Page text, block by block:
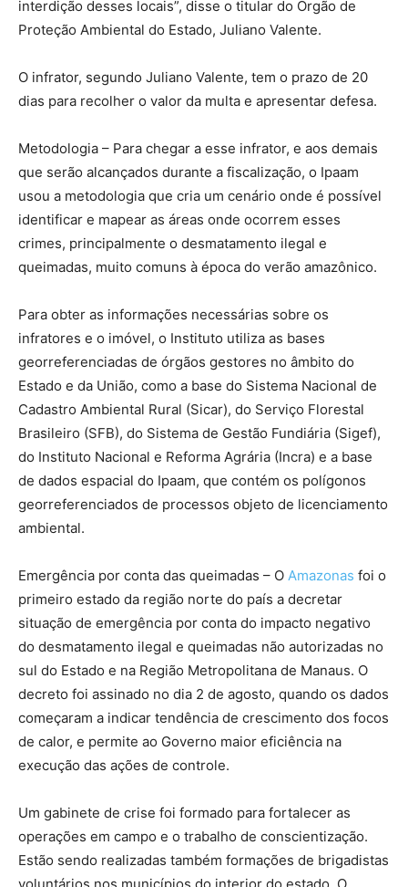
interdição desses locais”, disse o titular do Órgão de
Proteção Ambiental do Estado, Juliano Valente.
O infrator, segundo Juliano Valente, tem o prazo de 20
dias para recolher o valor da multa e apresentar defesa.
Metodologia – Para chegar a esse infrator, e aos demais
que serão alcançados durante a fiscalização, o Ipaam
usou a metodologia que cria um cenário onde é possível
identificar e mapear as áreas onde ocorrem esses
crimes, principalmente o desmatamento ilegal e
queimadas, muito comuns à época do verão amazônico.
Para obter as informações necessárias sobre os
infratores e o imóvel, o Instituto utiliza as bases
georreferenciadas de órgãos gestores no âmbito do
Estado e da União, como a base do Sistema Nacional de
Cadastro Ambiental Rural (Sicar), do Serviço Florestal
Brasileiro (SFB), do Sistema de Gestão Fundiária (Sigef),
do Instituto Nacional e Reforma Agrária (Incra) e a base
de dados espacial do Ipaam, que contém os polígonos
georreferenciados de processos objeto de licenciamento
ambiental.
Emergência por conta das queimadas – O Amazonas foi o
primeiro estado da região norte do país a decretar
situação de emergência por conta do impacto negativo
do desmatamento ilegal e queimadas não autorizadas no
sul do Estado e na Região Metropolitana de Manaus. O
decreto foi assinado no dia 2 de agosto, quando os dados
começaram a indicar tendência de crescimento dos focos
de calor, e permite ao Governo maior eficiência na
execução das ações de controle.
Um gabinete de crise foi formado para fortalecer as
operações em campo e o trabalho de conscientização.
Estão sendo realizadas também formações de brigadistas